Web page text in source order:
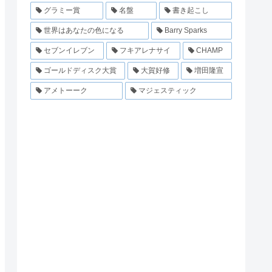
グラミー賞 名盤 書き起こし
世界はあなたの色になる Barry Sparks
セブンイレブン フキアレナサイ CHAMP
ゴールドディスク大賞 大賀好修 増田隆宣
アメトーーク マジェスティック